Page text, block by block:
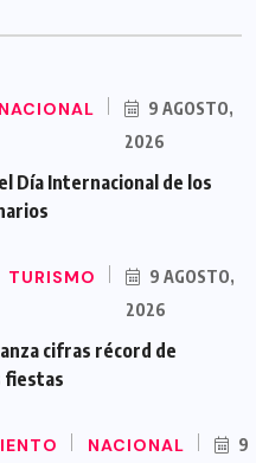
NACIONAL
9 AGOSTO,
2026
Día Internacional de los
TURISMO
9 AGOSTO,
2026
cifras récord de
fiestas
NACIONAL
9